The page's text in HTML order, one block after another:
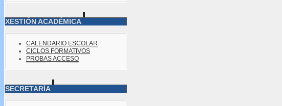
XESTIÓN ACADÉMICA
CALENDARIO ESCOLAR
CICLOS FORMATIVOS
PROBAS ACCESO
SECRETARÍA